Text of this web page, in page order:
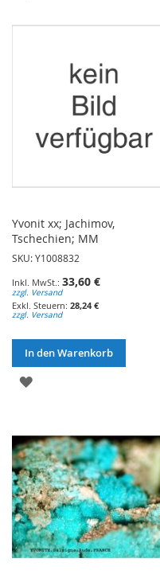
Yvonit xx; Jachimov,
Tschechien; MM
SKU: Y1008832
33,60 €
zzgl. Versand
28,24 €
zzgl. Versand
In den Warenkorb
ZUR
HINZUFÜGEN